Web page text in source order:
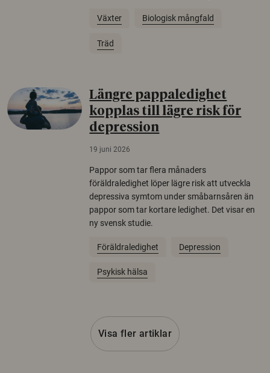
Växter Biologisk mångfald
Träd
Längre pappaledighet
kopplas till lägre risk för
depression
19 juni 2026
Pappor som tar flera månaders
föräldraledighet löper lägre risk att utveckla
depressiva symtom under småbarnsåren än
pappor som tar kortare ledighet. Det visar en
ny svensk studie.
Föräldraledighet Depression
Psykisk hälsa
Visa fler artiklar